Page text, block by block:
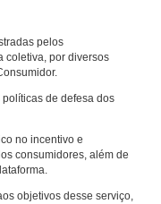
pelos
coletiva, por diversos
de defesa dos
no incentivo e
consumidores, além de
objetivos desse serviço,